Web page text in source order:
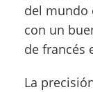
del mundo
con un
de francés
La